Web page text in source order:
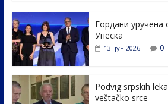
e
b
o
o
k
itt
er e
dI
e
Гордани уручена
Унеска
13. јун 2026. 0
Podvig srpskih
veštačko srce